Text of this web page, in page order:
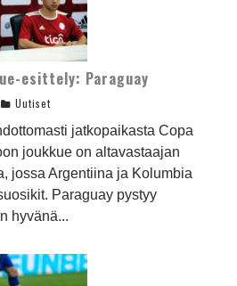
esittely: Paraguay
Uutiset
jatkopaikasta Copa
joukkue on altavastaajan
jossa Argentiina ja Kolumbia
Paraguay pystyy
hyvänä...